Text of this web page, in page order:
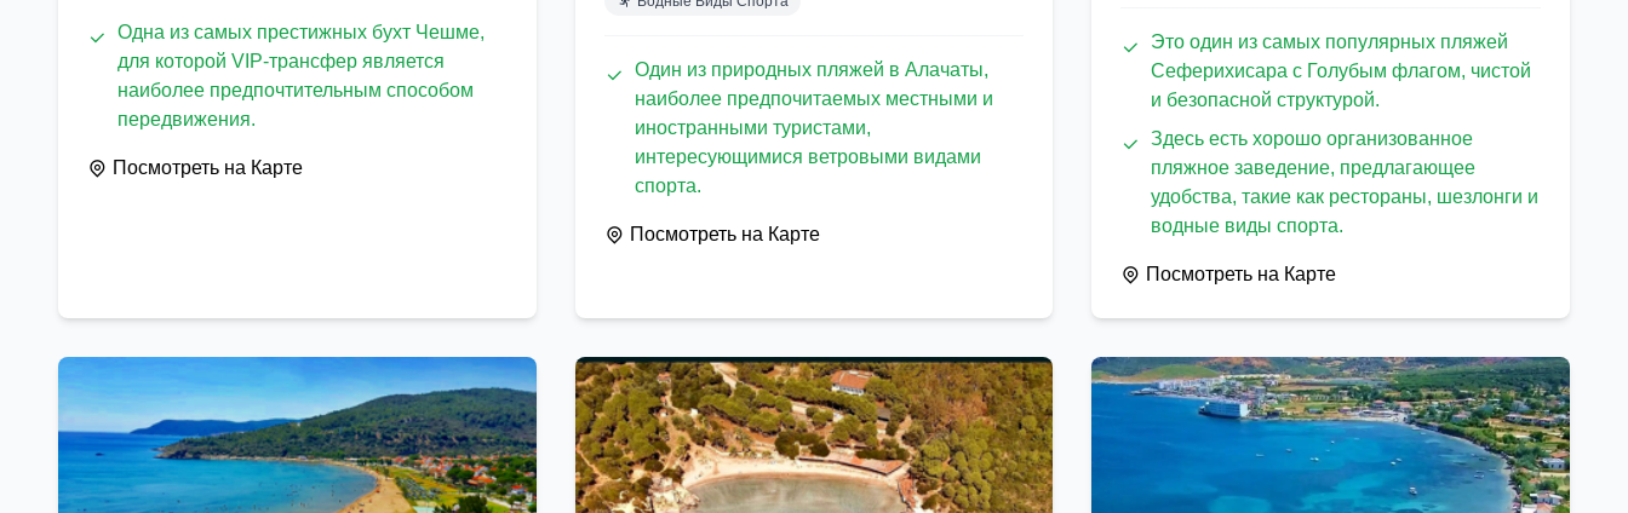
Одна из самых престижных бухт Чешме,
для которой VIP-трансфер является
наиболее предпочтительным способом
передвижения.
Посмотреть на Карте
Один из природных пляжей в Алачаты,
наиболее предпочитаемых местными и
иностранными туристами,
интересующимися ветровыми видами
спорта.
Посмотреть на Карте
Это один из самых популярных пляжей
Сеферихисара с Голубым флагом, чистой
и безопасной структурой.
Здесь есть хорошо организованное
пляжное заведение, предлагающее
удобства, такие как рестораны, шезлонги и
водные виды спорта.
Посмотреть на Карте